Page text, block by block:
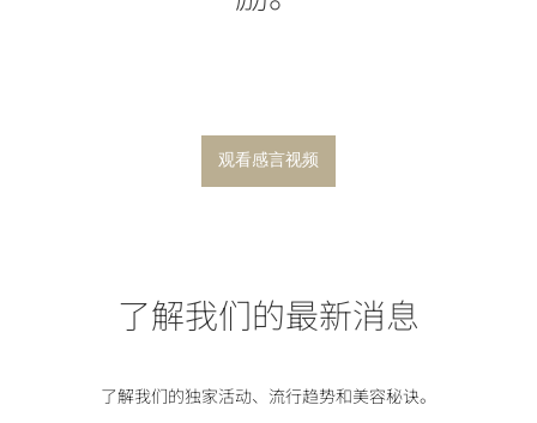
观看感言视频
了解我们的最新消息
了解我们的独家活动、流行趋势和美容秘诀。